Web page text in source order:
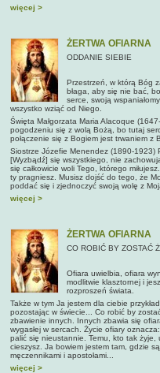
więcej >
ŻERTWA OFIARNA
ODDANIE SIEBIE
Przestrzeń, w którą Bóg
błaga, aby się nie bać,
serce, swoją
wszystko wziąć od Niego.
Święta Małgorzata Maria Alacoque
pogodzeniu się z wolą Bożą, bo tutaj
połączenie się z Bogiem jest trwaniem z
Siostrze Józefie Menendez (1890-1923)
[Wyzbądź] się wszystkiego, nie
się całkowicie woli Tego, którego
ty pragniesz. Musisz dojść do tego, że
poddać się i zjednoczyć swoją wolę z
więcej >
ŻERTWA OFIARNA
CO ROBIĆ BY ZOSTAĆ
Ofiara uwielbia, ofiara
modlitwie klasztornej i
rozproszeń świata.
Także w tym Ja jestem dla ciebie
pozostając w świecie... Co robić by
zbawienie innych. Innych zbawia się
wygasłej w sercach. Życie ofiary
palić się nieustannie. Temu, kto tak
cieszysz. Ja bowiem jestem tam, gdzie
męczennikami i apostołami...
więcej >